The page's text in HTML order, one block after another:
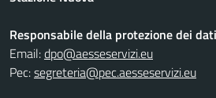
Responsabile della protezione dei
Email:dpo@aesseservizi.eu
Pec:segreteria@pec.aesseservizi.eu